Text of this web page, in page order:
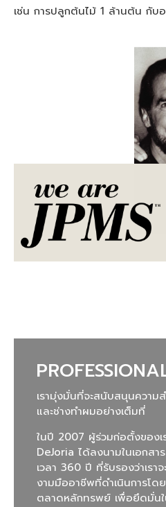
เช่น การปลูกต้นไม้ 1 ล้านต้น กับ
เรามุ่งมั่นที่จะสนับสนุนความ
และช่างทำผมอย่างเต็มที่
ในปี 2007 ผู้ร่วมก่อตั้งของ
DeJoria ได้ลงนามในเอกส
เวลา 360 ปี ที่รับรองว่าเรา
งามมืออาชีพที่ดำเนินการโด
ตลาดหลักทรพย์ เพื่อยึดมั่น